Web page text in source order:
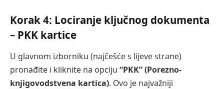
Korak 4: Lociranje ključnog dokumenta
– PKK kartice
U glavnom izborniku (najčešće s lijeve strane)
pronađite i kliknite na opciju “PKK” (Porezno-
knjigovodstvena kartica). Ovo je najvažniji